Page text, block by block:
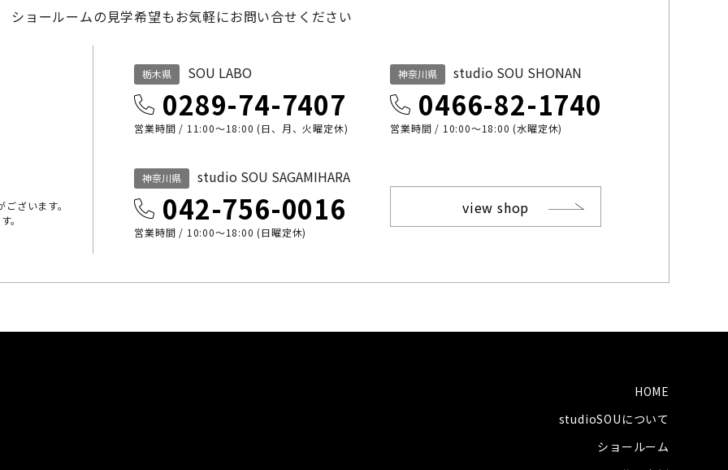
ショールームの見学希望もお気軽にお問い合せください
ざいます。
。
栃木県 SOU LABO
0289-74-7407
営業時間 / 11:00～18:00 (日、月、火曜定休)
神奈川県 studio SOU SHONAN
0466-82-1740
営業時間 / 10:00〜18:00 (水曜定休)
神奈川県 studio SOU SAGAMIHARA
042-756-0016
営業時間 / 10:00〜18:00 (日曜定休)
view shop
HOME
studioSOUについて
ショールーム